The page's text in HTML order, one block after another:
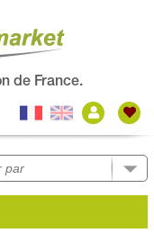
de France.